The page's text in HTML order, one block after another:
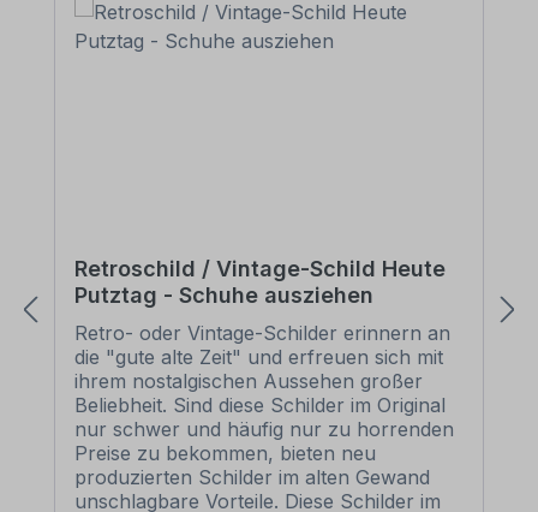
Retroschild / Vintage-Schild Heute
Putztag - Schuhe ausziehen
Retro- oder Vintage-Schilder erinnern an
die "gute alte Zeit" und erfreuen sich mit
ihrem nostalgischen Aussehen großer
Beliebheit. Sind diese Schilder im Original
nur schwer und häufig nur zu horrenden
Preise zu bekommen, bieten neu
produzierten Schilder im alten Gewand
unschlagbare Vorteile. Diese Schilder im